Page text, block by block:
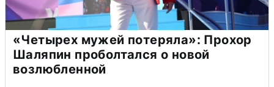
«Четырех мужей потеряла»: Прохор
Шаляпин проболтался о новой
возлюбленной